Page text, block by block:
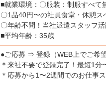
■就業環境：〇服装：制服すべて
〇1品40円〜の社員食堂・休憩ス
〇年齢不問！当社派遣スタッフ活
■平均年齢：35歳
●ご応募 ⇒ 登録（WEB上でご希
＊来社不要で登録完了！最短1分
＊応募から1〜2週間でのお仕事